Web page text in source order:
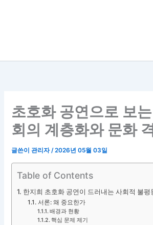
초호화 공연으로 보
회의 계층화와 문화
글쓴이관리자/2026년 05월 03일
Table of Contents
한지희 초호화 공연이 드러내는 사회적 불평
서론: 왜 중요한가
배경과 현황
핵심 문제 제기